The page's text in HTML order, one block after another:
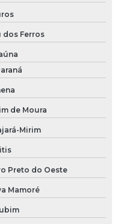
dos Ferros
de Moura
Mirim
Preto do Oeste
Mamoré